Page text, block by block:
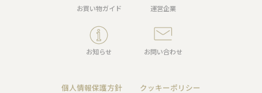
お買い物ガイド 運営企業
お知らせ お問い合わせ
個人情報保護方針 クッキーポリシー